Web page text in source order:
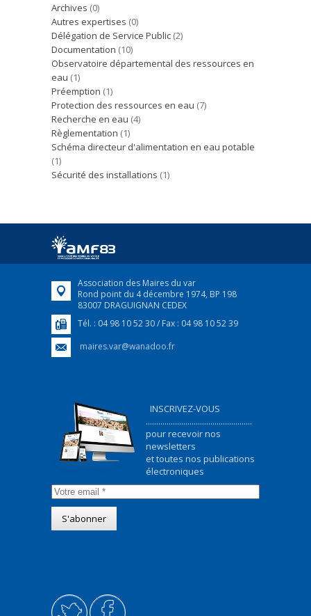
Archives (0)
Autres expertises (0)
Délégation de Service Public (2)
Documentation (10)
Observatoire départemental des ressources en
eau (1)
Préemption (1)
Protection des ressources en eau (7)
Recherche en eau (4)
Règlementation (1)
Schéma directeur d'alimentation en eau potable
(1)
Sécurité des installations (1)
Association des Maires du var
Rond point du 4 décembre 1974, BP 198
83007 DRAGUIGNAN CEDEX
Tél. : 04 98 10 52 30 / Fax : 04 98 10 52 39
maires.var@wanadoo.fr
INSCRIVEZ-VOUS
...................................................
pour recevoir nos
newsletters
et toutes nos publications
électroniques